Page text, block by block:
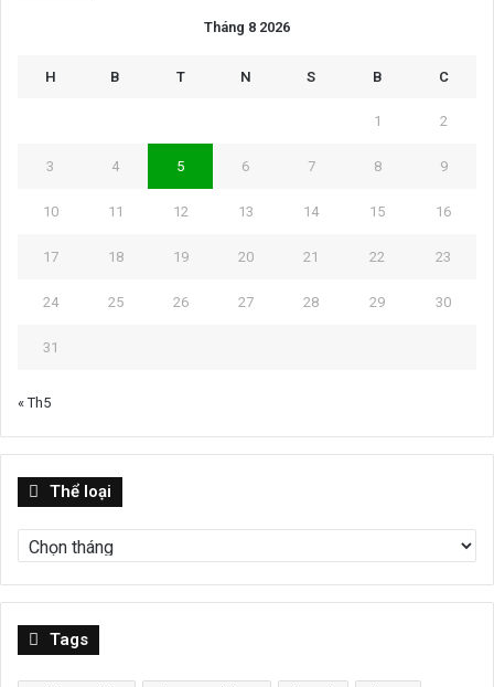
Tháng 8 2026
H B T N S B C
1 2
3 4 5 6 7 8 9
10 11 12 13 14 15 16
17 18 19 20 21 22 23
24 25 26 27 28 29 30
31
« Th5
Thể loại
loại
Tags